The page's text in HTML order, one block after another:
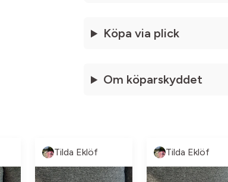
Köpa via plick
Om köparskyddet
Tilda Eklöf Tilda Eklöf